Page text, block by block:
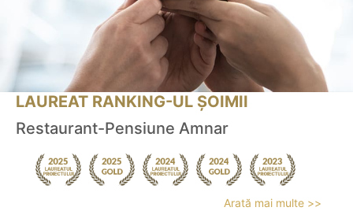
LAUREAT RANKING-UL ȘOIMII
Restaurant-Pensiune Amnar
Arată mai multe >>